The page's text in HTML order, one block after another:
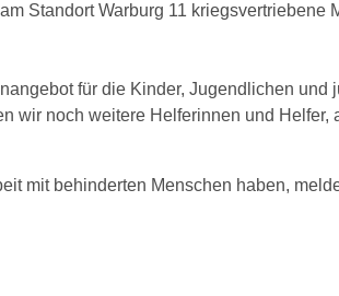
Standort Warburg 11 kriegsvertriebene
für die Kinder, Jugendlichen und
wir noch weitere Helferinnen und Helfer,
mit behinderten Menschen haben,